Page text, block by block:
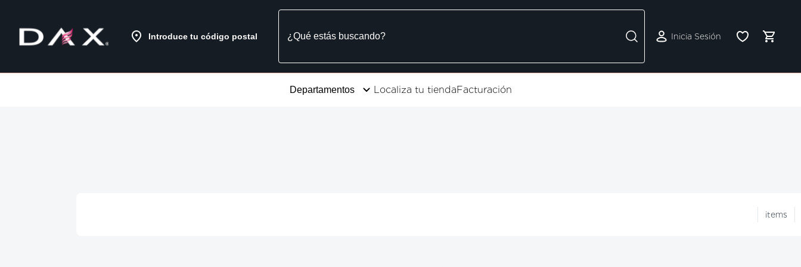
Content
Introduce tu código postal Inicia Sesión
Departamentos Localiza tu tiendaFacturación
items